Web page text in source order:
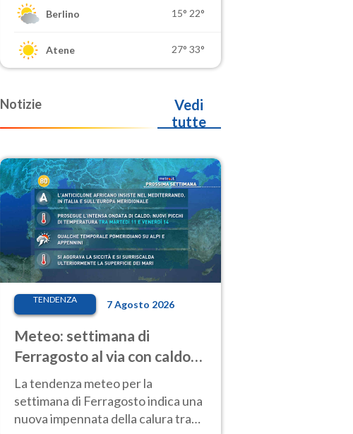
Berlino 15° 22°
Atene 27° 33°
Notizie
Vedi
tutte
TENDENZA 7 Agosto 2026
Meteo: settimana di
Ferragosto al via con caldo
intenso e qualche temporale
La tendenza meteo per la
settimana di Ferragosto indica una
nuova impennata della calura tra